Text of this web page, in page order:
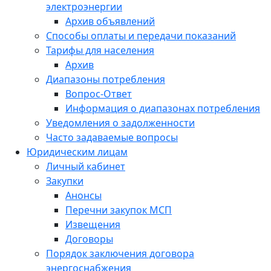
электроэнергии
Архив объявлений
Способы оплаты и передачи показаний
Тарифы для населения
Архив
Диапазоны потребления
Вопрос-Ответ
Информация о диапазонах потребления
Уведомления о задолженности
Часто задаваемые вопросы
Юридическим лицам
Личный кабинет
Закупки
Анонсы
Перечни закупок МСП
Извещения
Договоры
Порядок заключения договора
энергоснабжения